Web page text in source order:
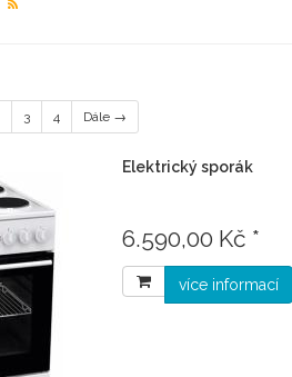
3 4 Dále →
Elektrický sporák
6.590,00 Kč *
více informací